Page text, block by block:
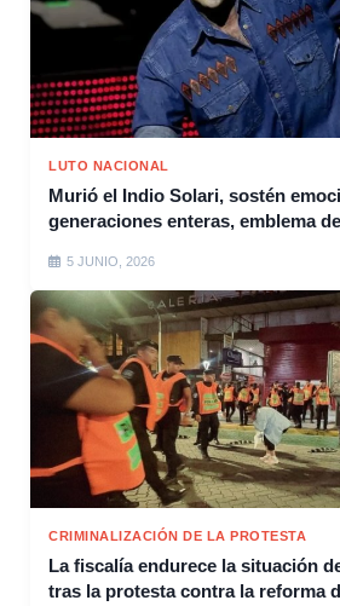
LUTO NACIONAL
Murió el Indio Solari, sostén
generaciones enteras, emblema
5 JUNIO, 2026
CRIMINALIZACIÓN DE LA PROTESTA
La fiscalía endurece la situación
tras la protesta contra la reforma